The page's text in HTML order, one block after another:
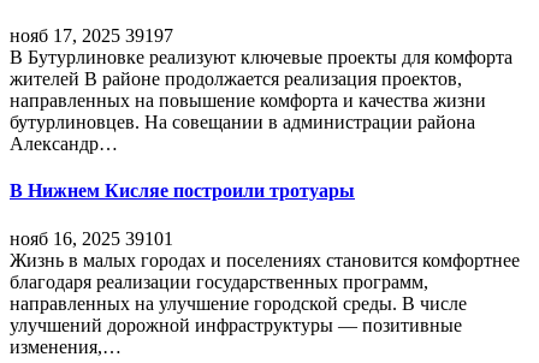
нояб 17, 2025 39197
В Бутурлиновке реализуют ключевые проекты для комфорта
жителей В районе продолжается реализация проектов,
направленных на повышение комфорта и качества жизни
бутурлиновцев. На совещании в администрации района
Александр…
В Нижнем Кисляе построили тротуары
нояб 16, 2025 39101
Жизнь в малых городах и поселениях становится комфортнее
благодаря реализации государственных программ,
направленных на улучшение городской среды. В числе
улучшений дорожной инфраструктуры — позитивные
изменения,…